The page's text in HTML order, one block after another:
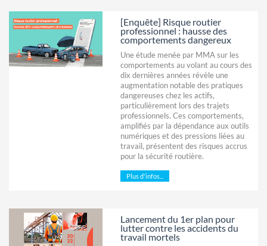
[Enquête] Risque routier
professionnel : hausse des
comportements dangereux
Une étude menée par MMA sur les
comportements au volant au cours des
dix dernières années révèle une
augmentation notable des pratiques
dangereuses chez les actifs,
particulièrement lors des trajets
professionnels. Ces comportements,
amplifiés par la dépendance aux outils
numériques et des pressions liées au
travail, présentent des risques accrus
pour la sécurité routière.
Plus d'infos...
Lancement du 1er plan pour
lutter contre les accidents du
travail mortels